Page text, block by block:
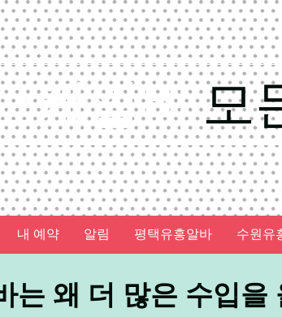
케알바모
내 예약 알림 평택유흥알바 수원유
는 왜 더 많은 수입을